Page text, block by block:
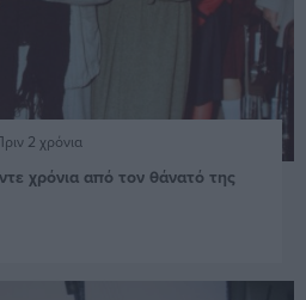
2 χρόνια
χρόνια από τον θάνατό της